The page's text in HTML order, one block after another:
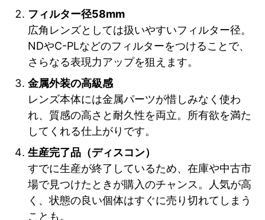
フィルター径58mm
広角レンズとしては扱いやすいフィルター径。
NDやC-PLなどのフィルターをつけることで、
さらなる表現力アップを狙えます。
金属外装の高級感
レンズ本体には金属パーツが惜しみなく使わ
れ、質感の高さと耐久性を両立。所有欲を満た
してくれる仕上がりです。
生産完了品（ディスコン）
すでに生産が終了しているため、在庫や中古市
場で見つけたときが購入のチャンス。人気が高
く、状態の良い個体はすぐに売り切れてしまう
ことも。